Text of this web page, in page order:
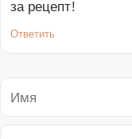
за рецепт!
Ответить